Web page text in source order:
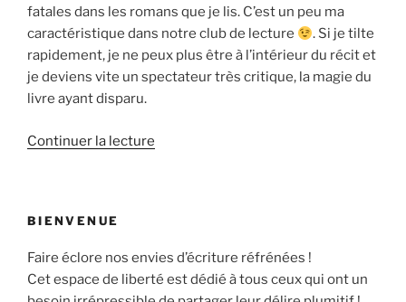
fatales dans les romans que je lis. C’est un peu ma
caractéristique dans notre club de lecture
. Si je tilte
rapidement, je ne peux plus être à l’intérieur du récit et
je deviens vite un spectateur très critique, la magie du
livre ayant disparu.
Continuer la lecture
Le
détroit
du
BIENVENUE
Faire éclore nos envies d’écriture réfrénées !
Cet espace de liberté est dédié à tous ceux qui ont un